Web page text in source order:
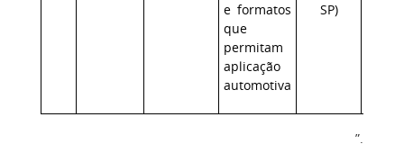
e formatos
que
permitam
aplicação
automotiva
SP)
”.